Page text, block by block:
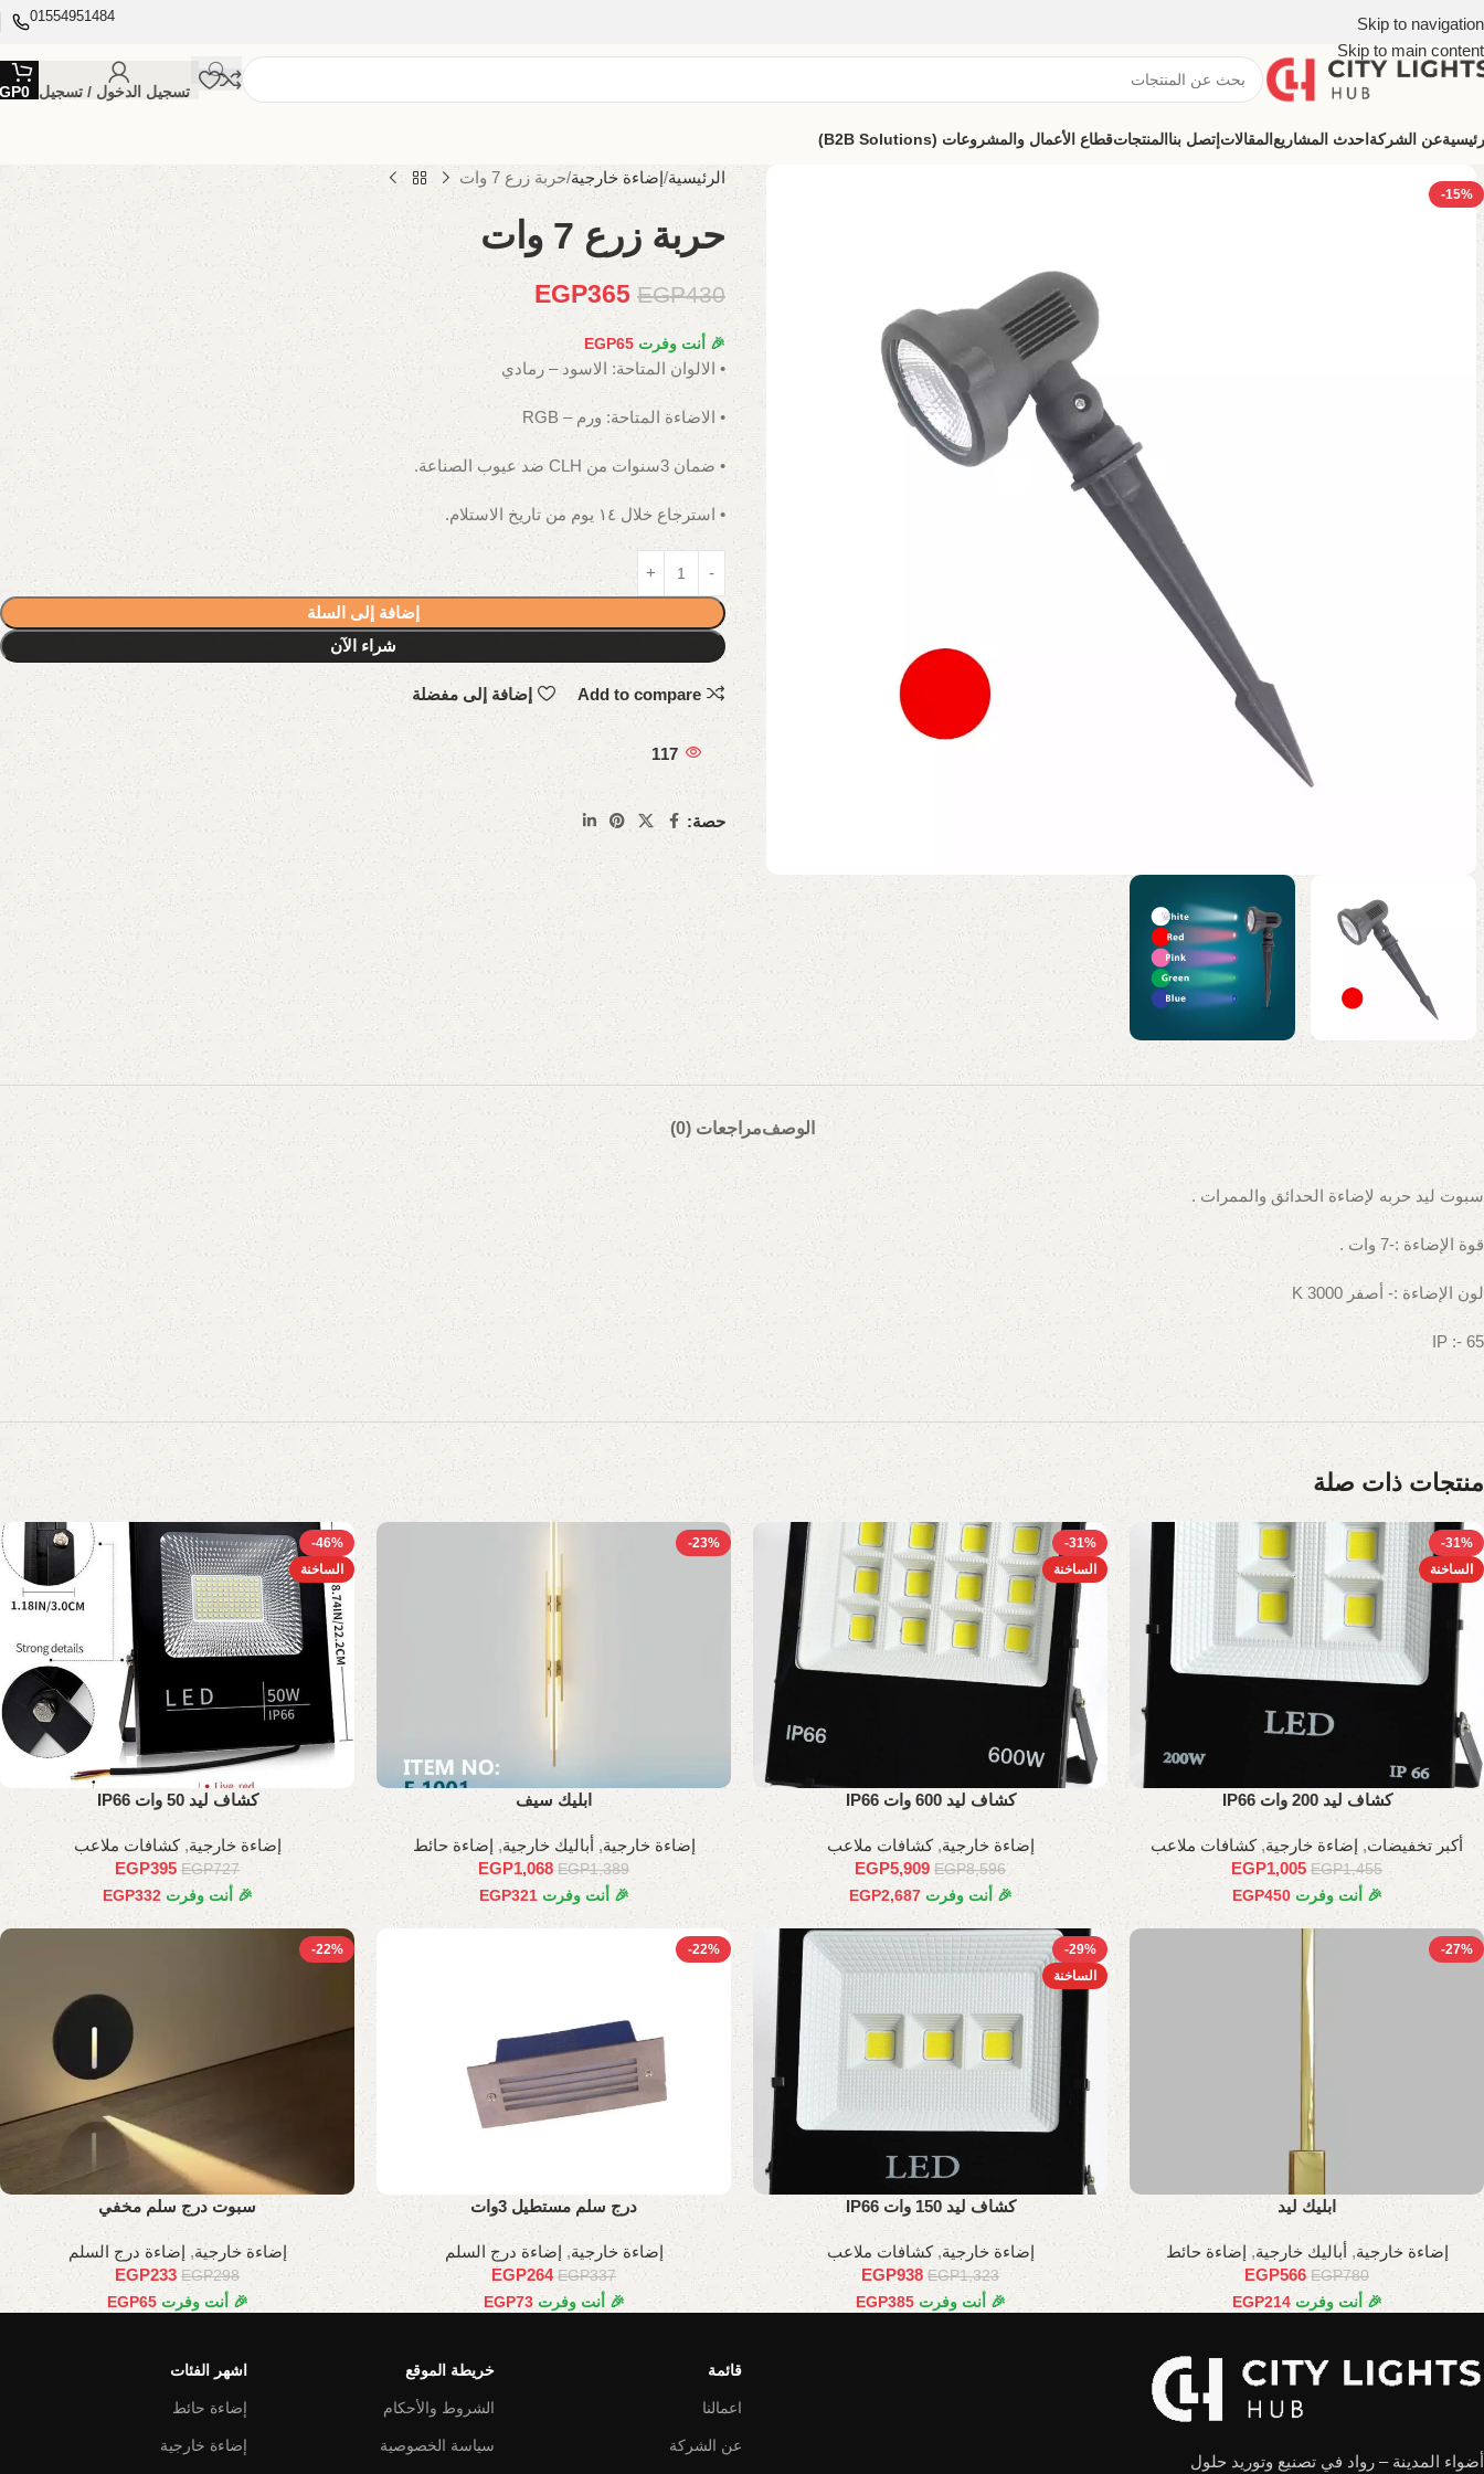
Skip to navigation
Skip to main content
01554951484
تسجيل الدخول / تسجيل 0
عن الشركة احدث المشاريع المقالات إتصل بنا المنتجاتقطاع الأعمال والمشروعات (B2B Solutions)
-15%
الرئيسية إضاءة خارجية حربة زرع 7 وات
حربة زرع 7 وات
EGP430
EGP365
🎉 أنت وفرت EGP65
• الالوان المتاحة: الاسود – رمادي
• الاضاءة المتاحة: ورم – RGB
• ضمان 3سنوات من CLH ضد عيوب الصناعة.
• استرجاع خلال ١٤ يوم من تاريخ الاستلام.
إضافة إلى السلة
شراء الآن
Add to compare إضافة إلى مفضلة
117
حصة:
الوصفمراجعات (0)
سبوت ليد حربه لإضاءة الحدائق والممرات .
قوة الإضاءة :-7 وات .
لون الإضاءة :- أصفر 3000 K
IP :- 65
منتجات ذات صلة
-31%
الساخنة
كشاف ليد 200 وات IP66
أكبر تخفيضات, إضاءة خارجية,كشافات ملاعب
EGP1,455
EGP1,005
🎉 أنت وفرت EGP450
-31%
الساخنة
كشاف ليد 600 وات IP66
إضاءة خارجية,كشافات ملاعب
EGP8,596
EGP5,909
🎉 أنت وفرت EGP2,687
-23%
ابليك سيف
إضاءة خارجية, أباليك خارجية, إضاءة حائط
EGP1,389
EGP1,068
🎉 أنت وفرت EGP321
-46%
الساخنة
كشاف ليد 50 وات IP66
إضاءة خارجية,كشافات ملاعب
EGP727
EGP395
🎉 أنت وفرت EGP332
-27%
ابليك ليد
إضاءة خارجية, أباليك خارجية, إضاءة حائط
EGP780
EGP566
🎉 أنت وفرت EGP214
-29%
الساخنة
كشاف ليد 150 وات IP66
إضاءة خارجية,كشافات ملاعب
EGP1,323
EGP938
🎉 أنت وفرت EGP385
-22%
درج سلم مستطيل 3وات
إضاءة خارجية, إضاءة درج السلم
EGP337
EGP264
🎉 أنت وفرت EGP73
-22%
سبوت درج سلم مخفي
إضاءة خارجية, إضاءة درج السلم
EGP298
EGP233
🎉 أنت وفرت EGP65
أضواء المدينة – رواد في تصنيع وتوريد حلول
قائمة
اعمالنا
عن الشركة
خريطة الموقع
الشروط والأحكام
سياسة الخصوصية
اشهر الفئات
إضاءة حائط
إضاءة خارجية